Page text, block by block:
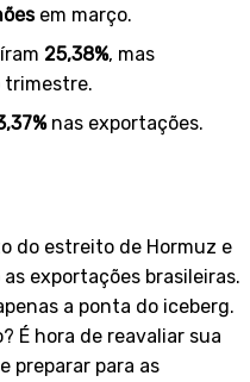
em março.
25,38%, mas
nas exportações.
do estreito de Hormuz e
exportações brasileiras.
a ponta do iceberg.
É hora de reavaliar sua
preparar para as